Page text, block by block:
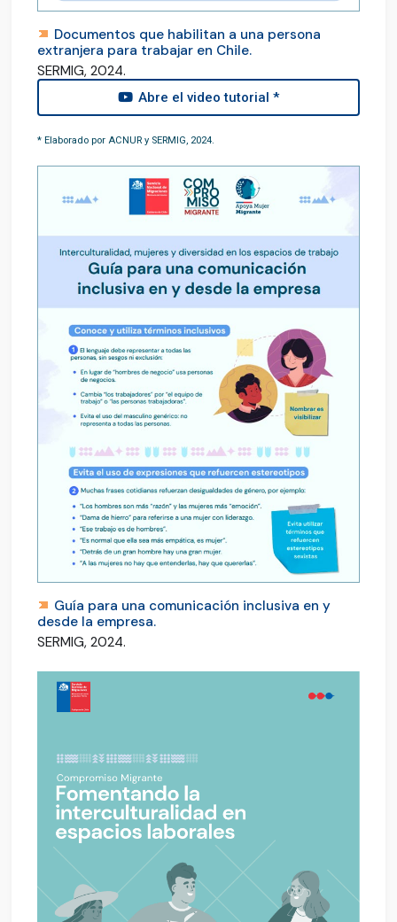
Documentos que habilitan a una persona
extranjera para trabajar en Chile.
SERMIG, 2024.
Abre el video tutorial *
* Elaborado por ACNUR y SERMIG, 2024.
Guía para una comunicación inclusiva en y
desde la empresa.
SERMIG, 2024.